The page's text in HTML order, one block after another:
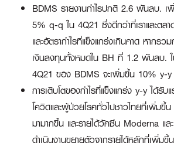
BDMS รายงานกำไรปกติ 2.6 พันลบ.
5% q-q ใน 4Q21 ซึ่งดีกว่าที่เราและตลา
และอัตรากำไรที่แข็งแกร่งเกินคาด หากรว
เงินลงทุนทั้งหมดใน BH ที่ 1.2 พันลบ.
4Q21 ของ BDMS จะเพิ่มขึ้น 10% y-y
การเติบโตของกำไรที่แข็งแกร่ง y-y ได้รั
โควิดและผู้ป่วยโรคทั่วไปชาวไทยที่เพิ่มขึ้
มามากขึ้น และรายได้วัคซีน Moderna แล